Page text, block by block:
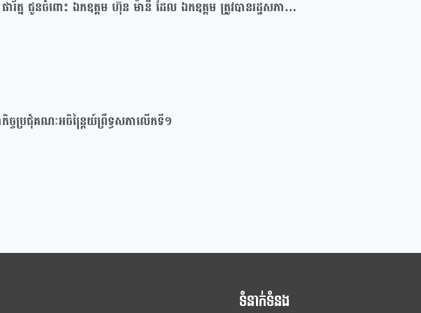
រ័ត្ន ជូនចំពោះ ឯកឧត្តម ហ៊ុន ម៉ានី ដែល ឯកឧត្តម ត្រូវបានរដ្ឋសភា…
ចប្រជុំគណៈអចិន្ត្រៃយ៍ព្រឹទ្ធសភាលើកទី១
ទំនាក់ទំនង